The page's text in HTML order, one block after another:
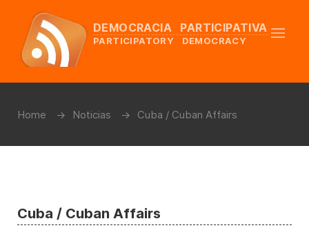
DEMOCRACIA PARTICIPATIVA
PARTICIPATORY DEMOCRACY
Home Noticias Cuba / Cuban Affairs
Cuba / Cuban Affairs